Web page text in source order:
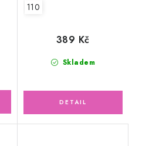
110
Skladem
389 Kč